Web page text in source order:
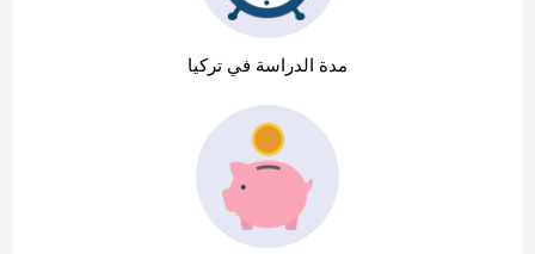
مدة الدراسة في تركيا